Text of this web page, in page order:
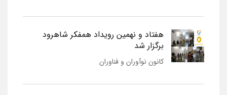
هفتاد و نهمین رویداد همفکر شاهرود
برگزار شد
کانون نوآوران و فناوران